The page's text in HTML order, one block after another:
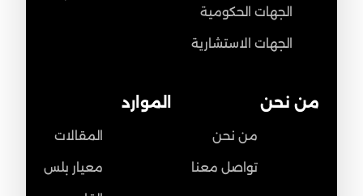
الجهات الحكومية
الجهات الاستشارية
الموارد
المقالات
معيار بلس
من نحن
من نحن
تواصل معنا